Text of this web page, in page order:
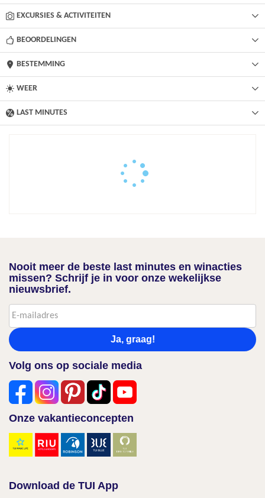
EXCURSIES & ACTIVITEITEN
BEOORDELINGEN
BESTEMMING
WEER
LAST MINUTES
Nooit meer de beste last minutes en winacties
missen? Schrijf je in voor onze wekelijkse
nieuwsbrief.
Ja, graag!
Volg ons op sociale media
Onze vakantieconcepten
Download de TUI App